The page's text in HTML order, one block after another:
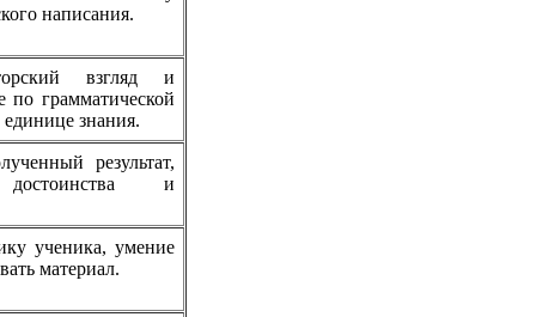
написания.
взгляд и
по грамматической
знания.
результат,
и
ученика, умение
материал.